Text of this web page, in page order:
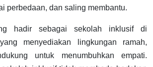
perbedaan, dan saling membantu.
hadir sebagai sekolah inklusif di
menyediakan lingkungan ramah,
untuk menumbuhkan empati.